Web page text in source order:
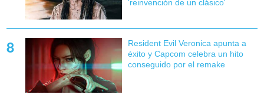
'reinvención de un clásico'
Resident Evil Veronica apunta a
éxito y Capcom celebra un hito
conseguido por el remake